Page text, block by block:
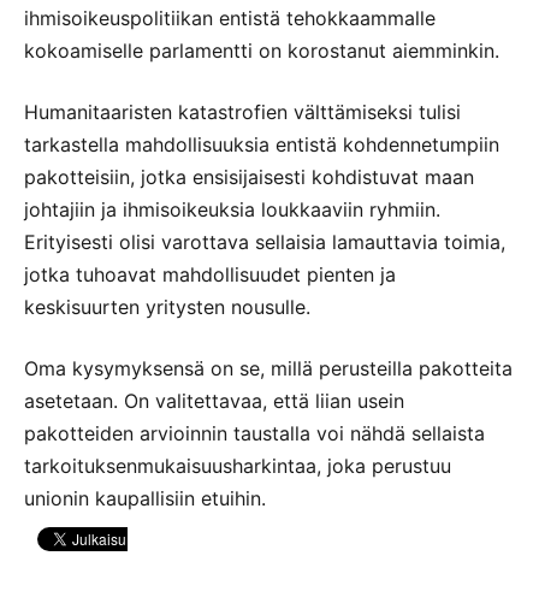
ihmisoikeuspolitiikan entistä tehokkaammalle
kokoamiselle parlamentti on korostanut aiemminkin.
Humanitaaristen katastrofien välttämiseksi tulisi
tarkastella mahdollisuuksia entistä kohdennetumpiin
pakotteisiin, jotka ensisijaisesti kohdistuvat maan
johtajiin ja ihmisoikeuksia loukkaaviin ryhmiin.
Erityisesti olisi varottava sellaisia lamauttavia toimia,
jotka tuhoavat mahdollisuudet pienten ja
keskisuurten yritysten nousulle.
Oma kysymyksensä on se, millä perusteilla pakotteita
asetetaan. On valitettavaa, että liian usein
pakotteiden arvioinnin taustalla voi nähdä sellaista
tarkoituksenmukaisuusharkintaa, joka perustuu
unionin kaupallisiin etuihin.